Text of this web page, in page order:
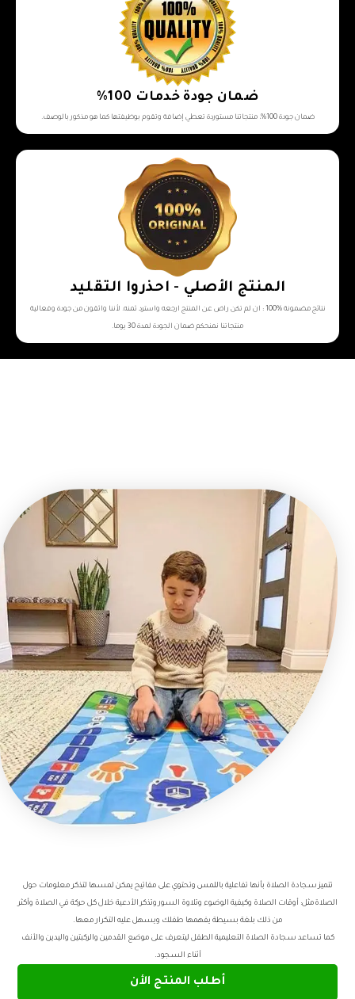
ضمان جودة خدمات 100%
ضمان جودة 100%، منتجاتنا مستوردة تعطي إضافة وتقوم بوظيفتها كما هو مذكور بالوصف.
المنتج الأصلي - احذروا التقليد
نتائج مضمونة %100 : ان لم تكن راض عن المنتج ارجعه واسترد ثمنه. لأننا واثقون من جودة وفعالية
منتجاتنا نمنحكم ضمان الجودة لمدة 30 يوما.
تتميز سجادة الصلاة بأنها تفاعلية باللمس وتحتوي على مفاتيح يمكن لمسها لتذكر معلومات حول
الصلاةمثل: أوقات الصلاة وكيفية الوضوء وتلاوة السور وتذكر الأدعية خلال كل حركة في الصلاة وأكثر
من ذلك بلغة بسيطة يفهمها طفلك ويسهل عليه التكرار معها.
كما تساعد سجادة الصلاة التعليمية الطفل ليتعرف على موضع القدمين والركبتين واليدين والأنف
أثناء السجود.
أطلب المنتج الأن